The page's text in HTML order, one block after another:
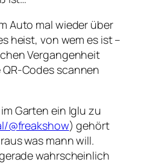
Auto mal wieder über
heist, von wem es ist –
Vergangenheit
Codes scannen
Garten ein Iglu zu
@freakshow) gehört
was mann will.
wahrscheinlich